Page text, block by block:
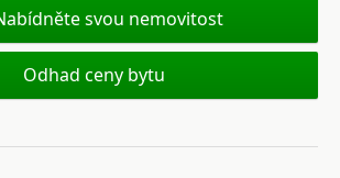
svou nemovitost
Odhad ceny bytu